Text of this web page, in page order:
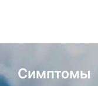
Симптомы